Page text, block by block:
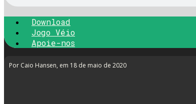
Download
Jogo Véio
Apoie-nos
Por Caio Hansen, em 18 de maio de 2020